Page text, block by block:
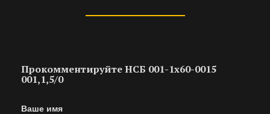
Прокомментируйте НСБ 001-1х60-0015
001,1,5/0
Ваше имя